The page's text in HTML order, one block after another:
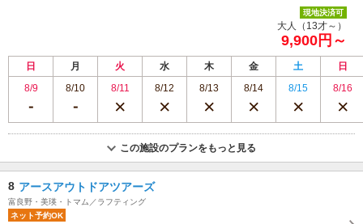
現地決済可
大人（13才～）
9,900円～
日 月 火 水 木 金 土
日
8/9
8/10 8/11 8/12 8/13 8/14 8/15 8/16
この施設のプランをもっと見る
8 アースアウトドアツアーズ
富良野・美瑛・トマム／ラフティング
ネット予約OK